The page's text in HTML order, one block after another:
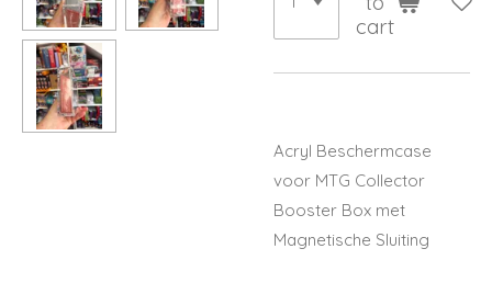
cart
Acryl Beschermcase
voor MTG Collector
Booster Box met
Magnetische Sluiting